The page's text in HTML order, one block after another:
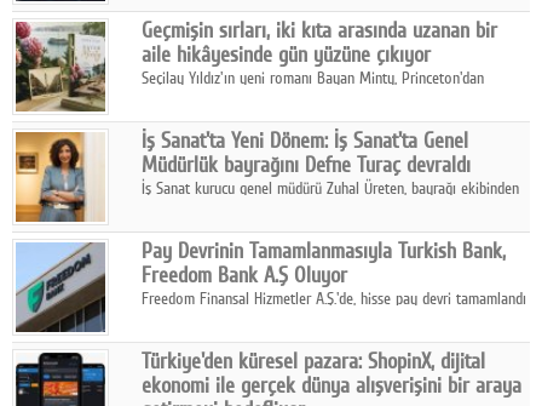
biri konumunda.
Geçmişin sırları, iki kıta arasında uzanan bir
aile hikâyesinde gün yüzüne çıkıyor
Seçilay Yıldız'ın yeni romanı Bayan Minty, Princeton'dan
katmanlı bir aile hikâyesi anlatıyor.
İş Sanat'ta Yeni Dönem: İş Sanat'ta Genel
Müdürlük bayrağını Defne Turaç devraldı
İş Sanat kurucu genel müdürü Zuhal Üreten, bayrağı ekibinden
Pay Devrinin Tamamlanmasıyla Turkish Bank,
Freedom Bank A.Ş Oluyor
Freedom Finansal Hizmetler A.Ş.'de, hisse pay devri tamamlandı
Turkish Bank'ın ticaret unvanının “Freedom Bank A.Ş.” olmasına
karar verildi.
Türkiye'den küresel pazara: ShopinX, dijital
ekonomi ile gerçek dünya alışverişini bir araya